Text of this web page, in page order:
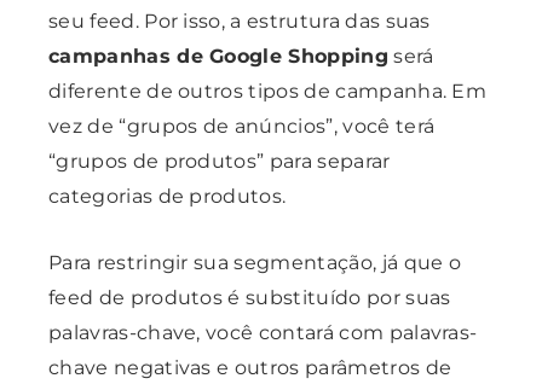
seu feed. Por isso, a estrutura das suas
campanhas de Google Shopping será
diferente de outros tipos de campanha. Em
vez de “grupos de anúncios”, você terá
“grupos de produtos” para separar
categorias de produtos.
Para restringir sua segmentação, já que o
feed de produtos é substituído por suas
palavras-chave, você contará com palavras-
chave negativas e outros parâmetros de